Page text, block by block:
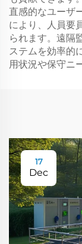
直感的なユーザ
により、人員要
られます。遠隔
ステムを効率的
用状況や保守ニ
17
Dec